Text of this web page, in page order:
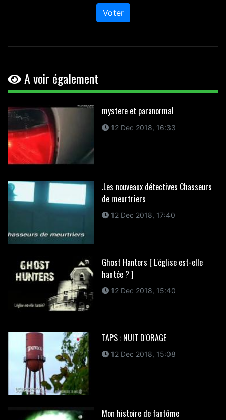
Voter
A voir également
mystere et paranormal
12 Dec 2018, 16:33
.Les nouveaux détectives Chasseurs
de meurtriers
12 Dec 2018, 17:40
Ghost Hanters [ L'église est-elle
hantée ? ]
12 Dec 2018, 15:40
TAPS : NUIT D'ORAGE
12 Dec 2018, 15:08
Mon histoire de fantôme